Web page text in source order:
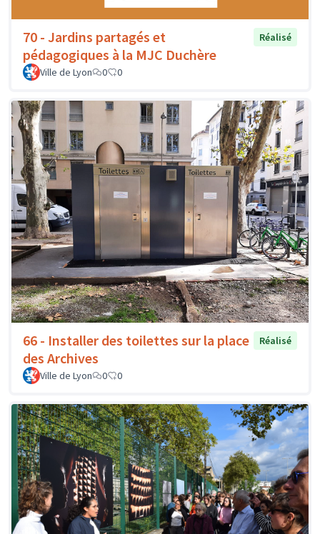
70 - Jardins partagés et
pédagogiques à la MJC Duchère
Réalisé
Ville de Lyon 0 0
66 - Installer des toilettes sur la place
des Archives
Réalisé
Ville de Lyon 0 0